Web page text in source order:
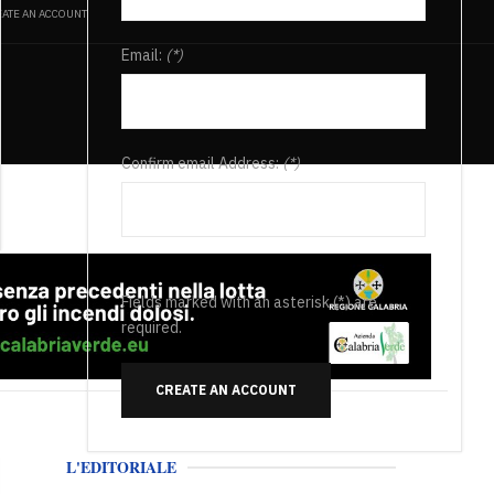
AN ACCOUNT
Email: (*)
Confirm email Address:(*)
Fields marked with an asterisk (*) are
required.
CREATE AN ACCOUNT
L'EDITORIALE